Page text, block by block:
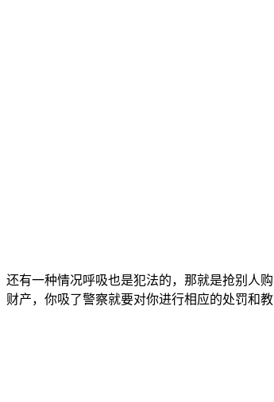
还有一种情况呼吸也是犯法的，那就是抢别人
财产，你吸了警察就要对你进行相应的处罚和